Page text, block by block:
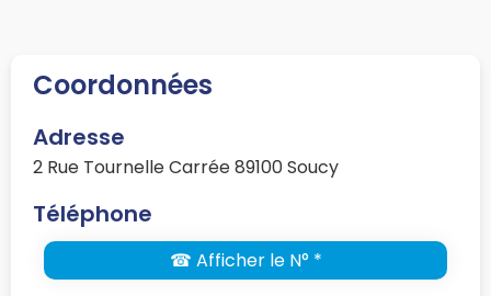
Coordonnées
Adresse
2 Rue Tournelle Carrée 89100 Soucy
Téléphone
☎ Afficher le N° *